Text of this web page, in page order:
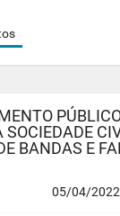
SOCIEDADE
BANDAS E
05/04/2022